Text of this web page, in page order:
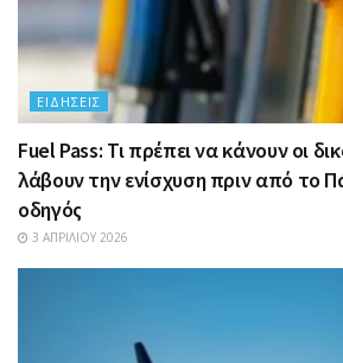
ΕΙΔΉΣΕΙΣ
Fuel Pass: Τι πρέπει να κάνουν οι
λάβουν την ενίσχυση πριν από το
οδηγός
3 ΑΠΡΙΛΊΟΥ 2026